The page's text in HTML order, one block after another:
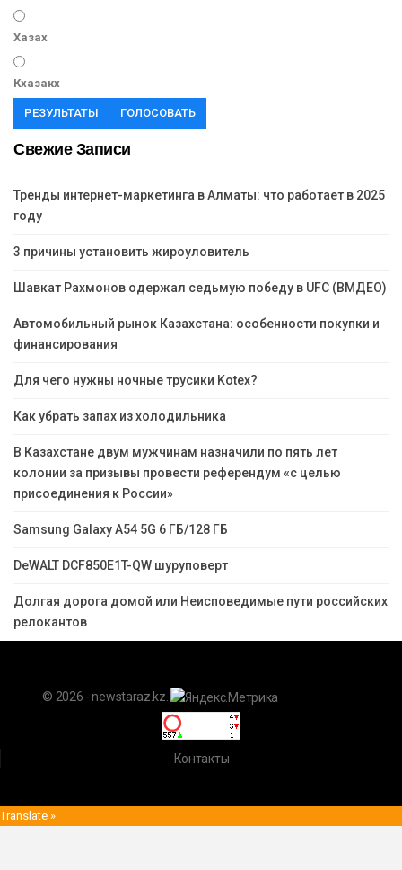
Хазах
Кхазакх
РЕЗУЛЬТАТЫ ГОЛОСОВАТЬ
Свежие Записи
Тренды интернет-маркетинга в Алматы: что работает в 2025
году
3 причины установить жироуловитель
Шавкат Рахмонов одержал седьмую победу в UFC (ВМДЕО)
Автомобильный рынок Казахстана: особенности покупки и
финансирования
Для чего нужны ночные трусики Kotex?
Как убрать запах из холодильника
В Казахстане двум мужчинам назначили по пять лет
колонии за призывы провести референдум «с целью
присоединения к России»
Samsung Galaxy A54 5G 6 ГБ/128 ГБ
DeWALT DCF850E1T-QW шуруповерт
Долгая дорога домой или Неисповедимые пути российских
релокантов
© 2026 - newstaraz.kz.
Контакты
Translate »